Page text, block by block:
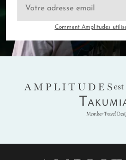
Comment Amplitudes
AMPLITUDES